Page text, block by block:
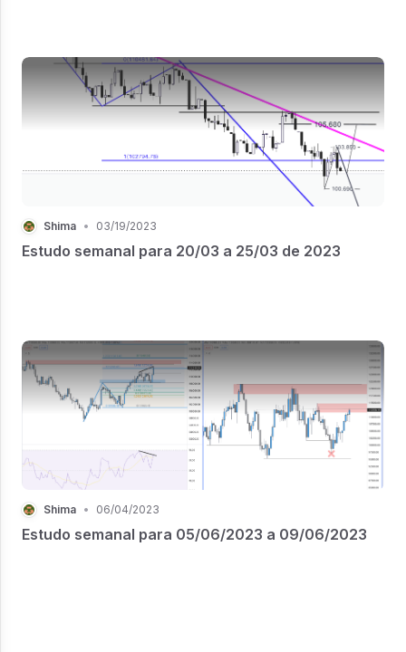
Shima • 03/19/2023
Estudo semanal para 20/03 a 25/03 de 2023
Shima • 06/04/2023
Estudo semanal para 05/06/2023 a 09/06/2023